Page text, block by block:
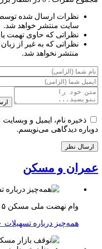
نظرات ارسال شده توسط
سایت منتشر خواهد شد.
نظراتی که حاوی تهمت یا
نظراتی که به غیر از
منتشر نخواهد شد.
ذخیره نام، ایمیل و
دوباره دیدگاهی می‌نویسم.
عمران و مسکن
وام نهضت ملی مسکن ۱۴۰۵؛
همه‌چیز درباره تسهیلات ۸۵۰ میلیونی